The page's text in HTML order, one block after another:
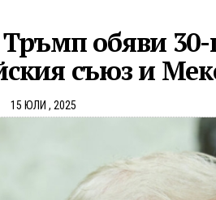
обяви
съюз и
15 ЮЛИ , 2025